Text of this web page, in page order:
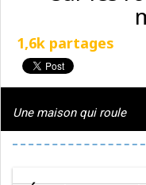
1,6k partages
Une maison qui roule